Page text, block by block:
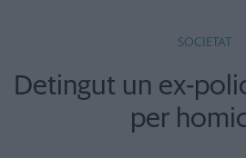
SOCIETAT
Detingut un ex-
per